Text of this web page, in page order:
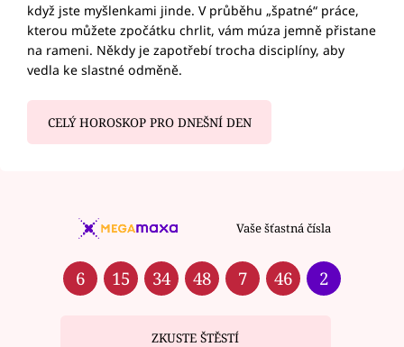
když jste myšlenkami jinde. V průběhu „špatné“ práce,
kterou můžete zpočátku chrlit, vám múza jemně přistane
na rameni. Někdy je zapotřebí trocha disciplíny, aby
vedla ke slastné odměně.
CELÝ HOROSKOP PRO DNEŠNÍ DEN
Vaše šťastná čísla
6 15 34 48 7 46 2
ZKUSTE ŠTĚSTÍ